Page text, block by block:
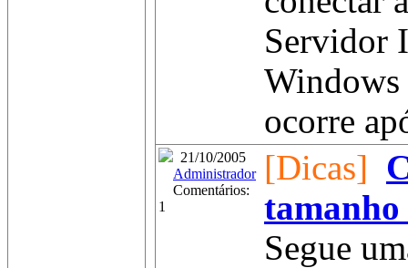
Servidor
Windows
ocorre
21/10/2005
Administrador
Comentários:
1
[Dicas]
Segue